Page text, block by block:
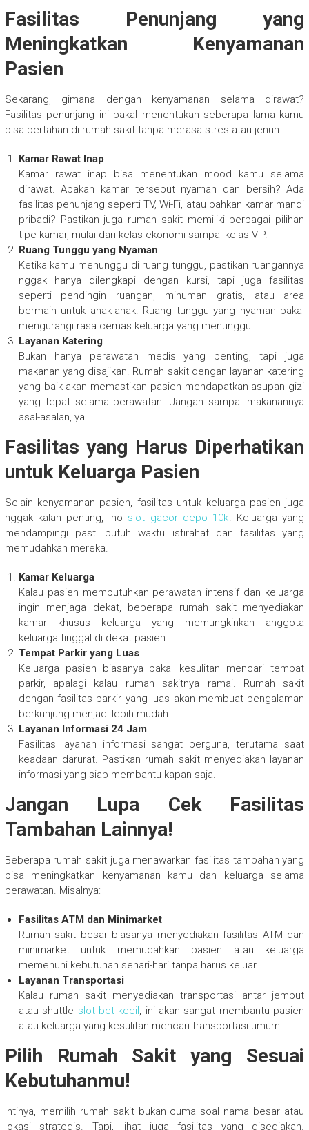
Fasilitas Penunjang yang
Meningkatkan Kenyamanan
Pasien
Sekarang, gimana dengan kenyamanan selama dirawat?
Fasilitas penunjang ini bakal menentukan seberapa lama kamu
bisa bertahan di rumah sakit tanpa merasa stres atau jenuh.
Kamar Rawat Inap
Kamar rawat inap bisa menentukan mood kamu selama
dirawat. Apakah kamar tersebut nyaman dan bersih? Ada
fasilitas penunjang seperti TV, Wi-Fi, atau bahkan kamar mandi
pribadi? Pastikan juga rumah sakit memiliki berbagai pilihan
tipe kamar, mulai dari kelas ekonomi sampai kelas VIP.
Ruang Tunggu yang Nyaman
Ketika kamu menunggu di ruang tunggu, pastikan ruangannya
nggak hanya dilengkapi dengan kursi, tapi juga fasilitas
seperti pendingin ruangan, minuman gratis, atau area
bermain untuk anak-anak. Ruang tunggu yang nyaman bakal
mengurangi rasa cemas keluarga yang menunggu.
Layanan Katering
Bukan hanya perawatan medis yang penting, tapi juga
makanan yang disajikan. Rumah sakit dengan layanan katering
yang baik akan memastikan pasien mendapatkan asupan gizi
yang tepat selama perawatan. Jangan sampai makanannya
asal-asalan, ya!
Fasilitas yang Harus Diperhatikan
untuk Keluarga Pasien
Selain kenyamanan pasien, fasilitas untuk keluarga pasien juga
nggak kalah penting, lho slot gacor depo 10k. Keluarga yang
mendampingi pasti butuh waktu istirahat dan fasilitas yang
memudahkan mereka.
Kamar Keluarga
Kalau pasien membutuhkan perawatan intensif dan keluarga
ingin menjaga dekat, beberapa rumah sakit menyediakan
kamar khusus keluarga yang memungkinkan anggota
keluarga tinggal di dekat pasien.
Tempat Parkir yang Luas
Keluarga pasien biasanya bakal kesulitan mencari tempat
parkir, apalagi kalau rumah sakitnya ramai. Rumah sakit
dengan fasilitas parkir yang luas akan membuat pengalaman
berkunjung menjadi lebih mudah.
Layanan Informasi 24 Jam
Fasilitas layanan informasi sangat berguna, terutama saat
keadaan darurat. Pastikan rumah sakit menyediakan layanan
informasi yang siap membantu kapan saja.
Jangan Lupa Cek Fasilitas
Tambahan Lainnya!
Beberapa rumah sakit juga menawarkan fasilitas tambahan yang
bisa meningkatkan kenyamanan kamu dan keluarga selama
perawatan. Misalnya:
Fasilitas ATM dan Minimarket
Rumah sakit besar biasanya menyediakan fasilitas ATM dan
minimarket untuk memudahkan pasien atau keluarga
memenuhi kebutuhan sehari-hari tanpa harus keluar.
Layanan Transportasi
Kalau rumah sakit menyediakan transportasi antar jemput
atau shuttle slot bet kecil, ini akan sangat membantu pasien
atau keluarga yang kesulitan mencari transportasi umum.
Pilih Rumah Sakit yang Sesuai
Kebutuhanmu!
Intinya, memilih rumah sakit bukan cuma soal nama besar atau
lokasi strategis. Tapi, lihat juga fasilitas yang disediakan.